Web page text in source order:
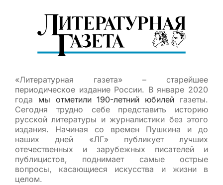
«Литературная газета» – старейшее
периодическое издание России. В январе 2020
года мы отметили 190-летний юбилей газеты.
Сегодня трудно себе представить историю
русской литературы и журналистики без этого
издания. Начиная со времен Пушкина и до
наших дней «ЛГ» публикует лучших
отечественных и зарубежных писателей и
публицистов, поднимает самые острые
вопросы, касающиеся искусства и жизни в
целом.